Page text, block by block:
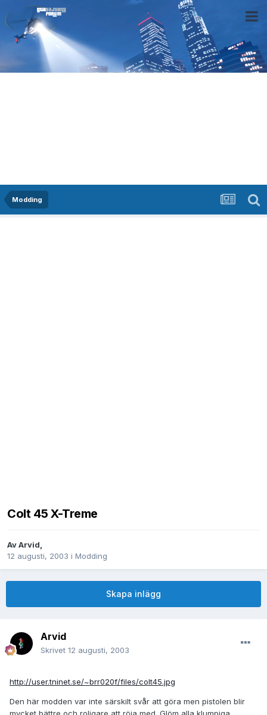
Modding
Colt 45 X-Treme
AvArvid,
12 augusti, 2003 i Modding
Skapa inlägg
Arvid
Skrivet 12 augusti, 2003
http://user.tninet.se/~brr020f/files/colt45.jpg
Den här modden var inte särskilt svår att göra men pistolen blir